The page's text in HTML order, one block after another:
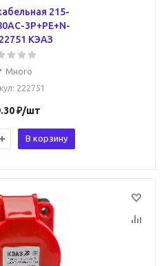
215-
3P+PE+N-
КЭАЗ
Много
: 222751
₽/шт
В корзину